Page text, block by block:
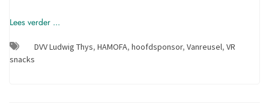
Lees verder ...
DVV Ludwig Thys, HAMOFA, hoofdsponsor, Vanreusel, VR
snacks